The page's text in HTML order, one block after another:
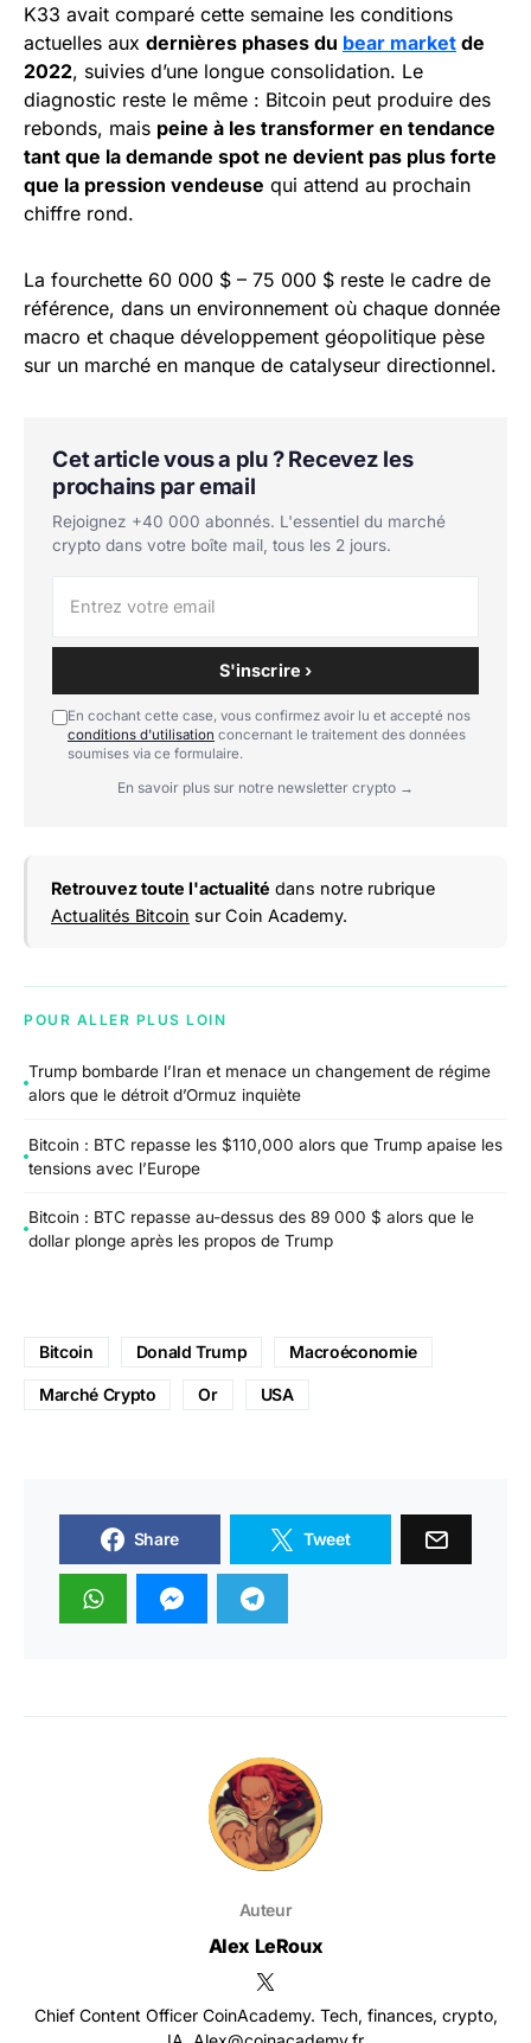
K33 avait comparé cette semaine les conditions
actuelles aux dernières phases du bear market de
2022, suivies d’une longue consolidation. Le
diagnostic reste le même : Bitcoin peut produire des
rebonds, mais peine à les transformer en tendance
tant que la demande spot ne devient pas plus forte
que la pression vendeuse qui attend au prochain
chiffre rond.
La fourchette 60 000 $ – 75 000 $ reste le cadre de
référence, dans un environnement où chaque donnée
macro et chaque développement géopolitique pèse
sur un marché en manque de catalyseur directionnel.
Cet article vous a plu ? Recevez les
prochains par email
Rejoignez +40 000 abonnés. L'essentiel du marché
crypto dans votre boîte mail, tous les 2 jours.
S'inscrire ›
En cochant cette case, vous confirmez avoir lu et accepté nos
conditions d'utilisation concernant le traitement des données
soumises via ce formulaire.
En savoir plus sur notre newsletter crypto →
Retrouvez toute l'actualité dans notre rubrique
Actualités Bitcoin sur Coin Academy.
POUR ALLER PLUS LOIN
Trump bombarde l’Iran et menace un changement de régime
alors que le détroit d’Ormuz inquiète
Bitcoin : BTC repasse les $110,000 alors que Trump apaise les
tensions avec l’Europe
Bitcoin : BTC repasse au-dessus des 89 000 $ alors que le
dollar plonge après les propos de Trump
Bitcoin Donald Trump Macroéconomie
Marché Crypto Or USA
Share Tweet
Auteur
Alex LeRoux
Chief Content Officer CoinAcademy. Tech, finances, crypto,